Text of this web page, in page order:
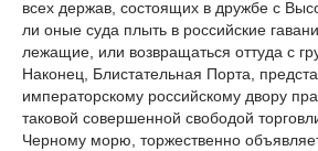
всех держав, состоящих в дружбе с
ли оные суда плыть в российские
лежащие, или возвращаться оттуда с
Наконец, Блистательная Порта,
императорскому российскому двору
таковой совершенной свободой
Черному морю, торжественно